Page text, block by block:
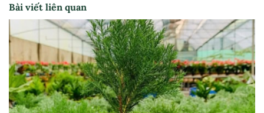
Bài viết liên quan